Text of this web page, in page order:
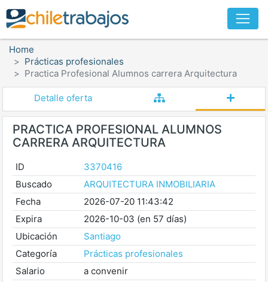
Home
Prácticas profesionales
Practica Profesional Alumnos carrera Arquitectura
Detalle oferta
PRACTICA PROFESIONAL ALUMNOS
CARRERA ARQUITECTURA
ID
3370416
Buscado
ARQUITECTURA INMOBILIARIA
Fecha
2026-07-20 11:43:42
Expira
2026-10-03 (en 57 días)
Ubicación
Santiago
Categoría
Prácticas profesionales
Salario
a convenir